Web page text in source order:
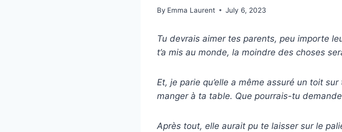
By Emma Laurent July 6, 2023
Tu devrais aimer tes parents, peu importe
t’a mis au monde, la moindre des choses
Et, je parie qu’elle a même assuré un toit
manger à ta table. Que pourrais-tu
Après tout, elle aurait pu te laisser sur le